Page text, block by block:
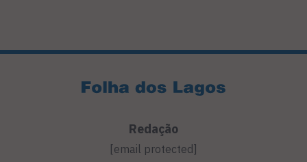
Redação
[email protected]